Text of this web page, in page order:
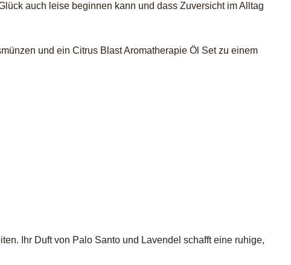
auch leise beginnen kann und dass Zuversicht im Alltag
und ein Citrus Blast Aromatherapie Öl Set zu einem
Ihr Duft von Palo Santo und Lavendel schafft eine ruhige,